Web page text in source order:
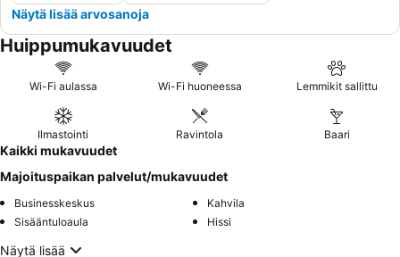
Näytä lisää arvosanoja
Huippumukavuudet
Wi-Fi aulassa Wi-Fi huoneessa Lemmikit sallittu
Ilmastointi Ravintola Baari
Kaikki mukavuudet
Majoituspaikan palvelut/mukavuudet
Businesskeskus
Kahvila
Sisääntuloaula
Hissi
Näytä lisää